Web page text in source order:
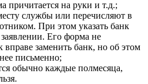
причитается на руки и т.д.;
службы или перечисляют в
При этом указать банк
Его форма не
вправе заменить банк, но об этом
письменно;
обычно каждые полмесяца,